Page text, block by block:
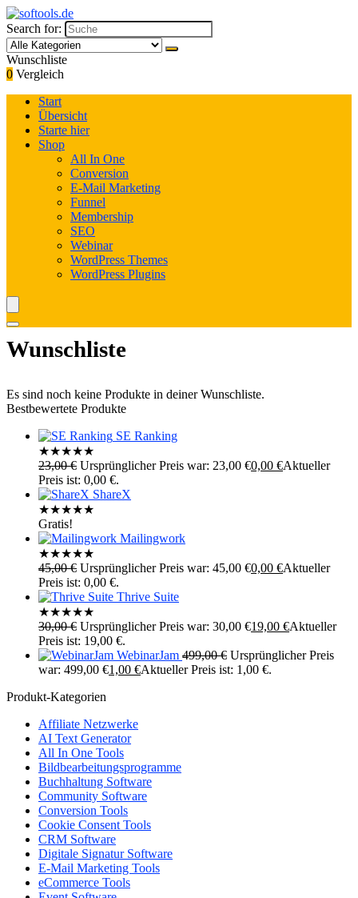
Search for:
Wunschliste
0 Vergleich
Start
Übersicht
Starte hier
Shop
All In One
Conversion
E-Mail Marketing
Funnel
Membership
SEO
Webinar
WordPress Themes
WordPress Plugins
Wunschliste
Es sind noch keine Produkte in deiner Wunschliste.
Bestbewertete Produkte
SE Ranking
★★★★★
23,00€ Ursprünglicher Preis war: 23,00 €0,00 €Aktueller
Preis ist: 0,00 €.
ShareX
★★★★★
Gratis!
Mailingwork
★★★★★
45,00€ Ursprünglicher Preis war: 45,00 €0,00 €Aktueller
Preis ist: 0,00 €.
Thrive Suite
★★★★★
30,00€ Ursprünglicher Preis war: 30,00 €19,00 €Aktueller
Preis ist: 19,00 €.
WebinarJam 499,00€ Ursprünglicher Preis
war: 499,00 €1,00 €Aktueller Preis ist: 1,00 €.
Produkt-Kategorien
Affiliate Netzwerke
AI Text Generator
All In One Tools
Bildbearbeitungsprogramme
Buchhaltung Software
Community Software
Conversion Tools
Cookie Consent Tools
CRM Software
Digitale Signatur Software
E-Mail Marketing Tools
eCommerce Tools